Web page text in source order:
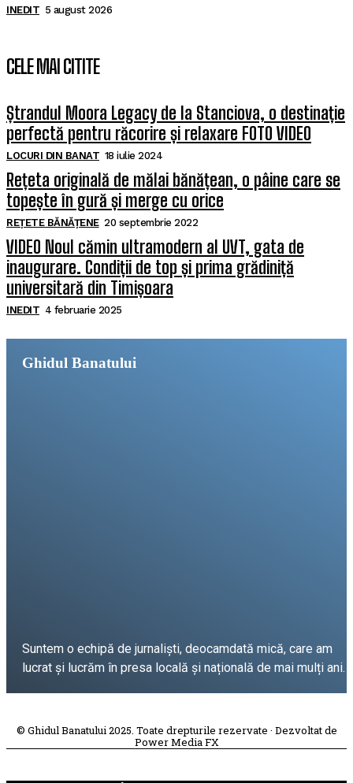
INEDIT 5 august 2026
CELE MAI CITITE
Ștrandul Moora Legacy de la Stanciova, o destinație
perfectă pentru răcorire și relaxare FOTO VIDEO
LOCURI DIN BANAT 18 iulie 2024
Rețeta originală de mălai bănățean, o pâine care se
topește în gură și merge cu orice
REȚETE BĂNĂȚENE 20 septembrie 2022
VIDEO Noul cămin ultramodern al UVT, gata de
inaugurare. Condiții de top și prima grădiniță
universitară din Timișoara
INEDIT 4 februarie 2025
Ghidul Banatului
Suntem o echipă de jurnaliști, deocamdată mică, care am
lucrat și lucrăm în presa locală și națională de mai mulți ani.
© Ghidul Banatului 2025. Toate drepturile rezervate · Dezvoltat de
Power Media FX